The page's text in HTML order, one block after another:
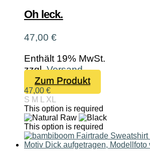
Produktseite
gewählt
Oh leck.
47,00 €
Enthält 19% MwSt.
zzgl.Versand
Zum Produkt
Produkt
mehrere
Varianten
auf.
Die
47,00 €
S M
XL
This option is required
This option is required